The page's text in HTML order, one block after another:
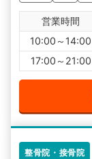
営業時間
10:00～14:00
17:00～21:00
整骨院・接骨院